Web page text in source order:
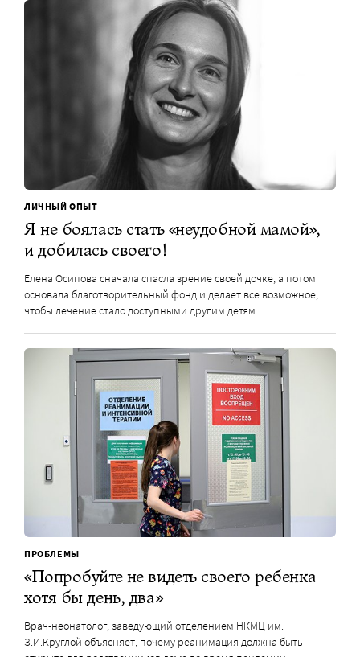
ЛИЧНЫЙ ОПЫТ
Я не боялась стать «неудобной мамой»,
и добилась своего!
Елена Осипова сначала спасла зрение своей дочке, а потом
основала благотворительный фонд и делает все возможное,
чтобы лечение стало доступными другим детям
ПРОБЛЕМЫ
«Попробуйте не видеть своего ребенка
хотя бы день, два»
Врач-неонатолог, заведующий отделением НКМЦ им.
З.И.Круглой объясняет, почему реанимация должна быть